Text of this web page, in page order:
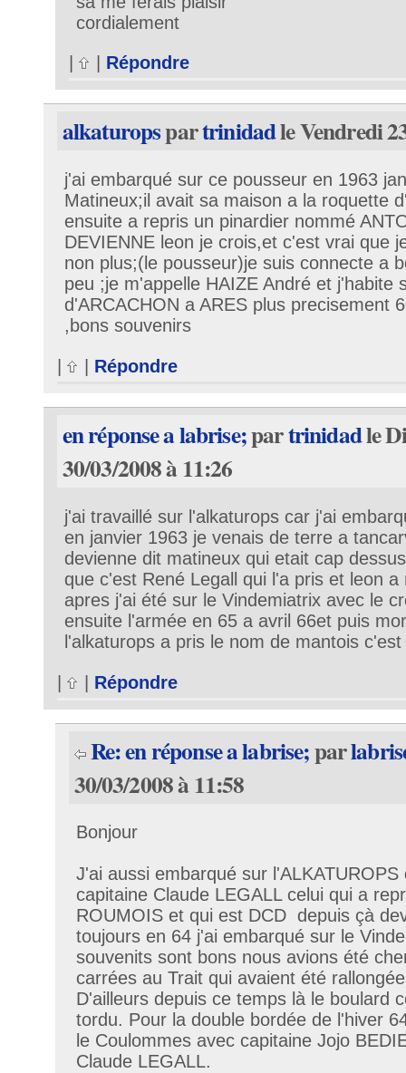
cordialement
Répondre
alkaturopspartrinidadle Vendredi
j'ai embarqué sur ce pousseur en 1963
Matineux;il avait sa maison a la roquette
ensuite a repris un pinardier nommé
DEVIENNE leon je crois,et c'est vrai que
non plus;(le pousseur)je suis connecte a
peu ;je m'appelle HAIZE André et j'habite
d'ARCACHON a ARES plus precisement
,bons souvenirs
Répondre
en réponse a labrise;partrinidadle
30/03/2008 à 11:26
j'ai travaillé sur l'alkaturops car j'ai
en janvier 1963 je venais de terre a
devienne dit matineux qui etait cap
que c'est René Legall qui l'a pris et leon
apres j'ai été sur le Vindemiatrix avec le
ensuite l'armée en 65 a avril 66et puis
l'alkaturops a pris le nom de mantois
| | Répondre
Re: en réponse a labrise;par
30/03/2008 à 11:58
Bonjour
J'ai aussi embarqué sur
capitaine Claude LEGALL celui qui a
ROUMOIS et qui est DCD depuis çà
toujours en 64 j'ai embarqué sur le
souvenits sont bons nous avions été
carrées au Trait qui avaient été
D'ailleurs depuis ce temps là le boulard
tordu. Pour la double bordée de l'hiver
le Coulommes avec capitaine Jojo
Claude LEGALL.